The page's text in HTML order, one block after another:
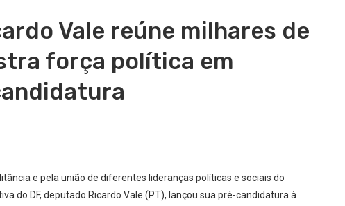
Vale reúne milhares de
força política em
e pela união de diferentes lideranças políticas e sociais do
do DF, deputado Ricardo Vale (PT), lançou sua pré-candidatura à